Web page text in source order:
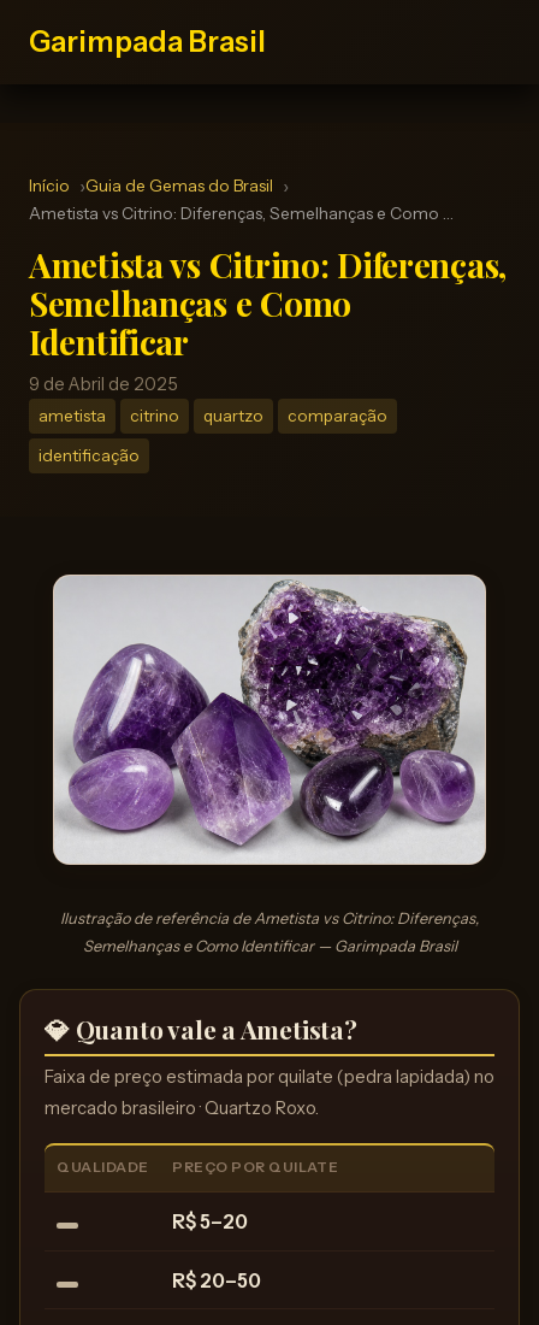
Garimpada Brasil
Início
Guia de Gemas do Brasil
Ametista vs Citrino: Diferenças, Semelhanças e Como …
Ametista vs Citrino: Diferenças,
Semelhanças e Como
Identificar
9 de Abril de 2025
ametista citrino quartzo comparação
identificação
Ilustração de referência de Ametista vs Citrino: Diferenças,
Semelhanças e Como Identificar — Garimpada Brasil
💎 Quanto vale a Ametista?
Faixa de preço estimada por quilate (pedra lapidada) no
mercado brasileiro · Quartzo Roxo.
QUALIDADE PREÇO POR QUILATE
R$ 5–20
R$ 20–50